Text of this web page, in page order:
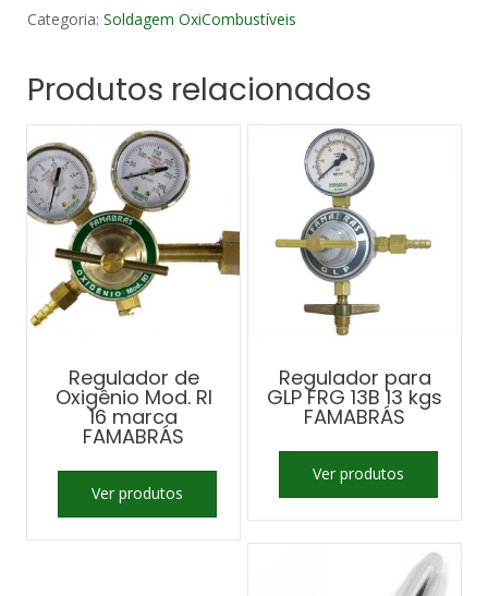
Categoria: Soldagem OxiCombustíveis
Produtos relacionados
Regulador de
Oxigênio Mod. RI
16 marca
FAMABRÁS
Ver produtos
Regulador para
GLP FRG 13B 13 kgs
FAMABRÁS
Ver produtos